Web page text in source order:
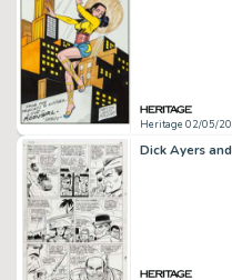
Heritage 02/05/